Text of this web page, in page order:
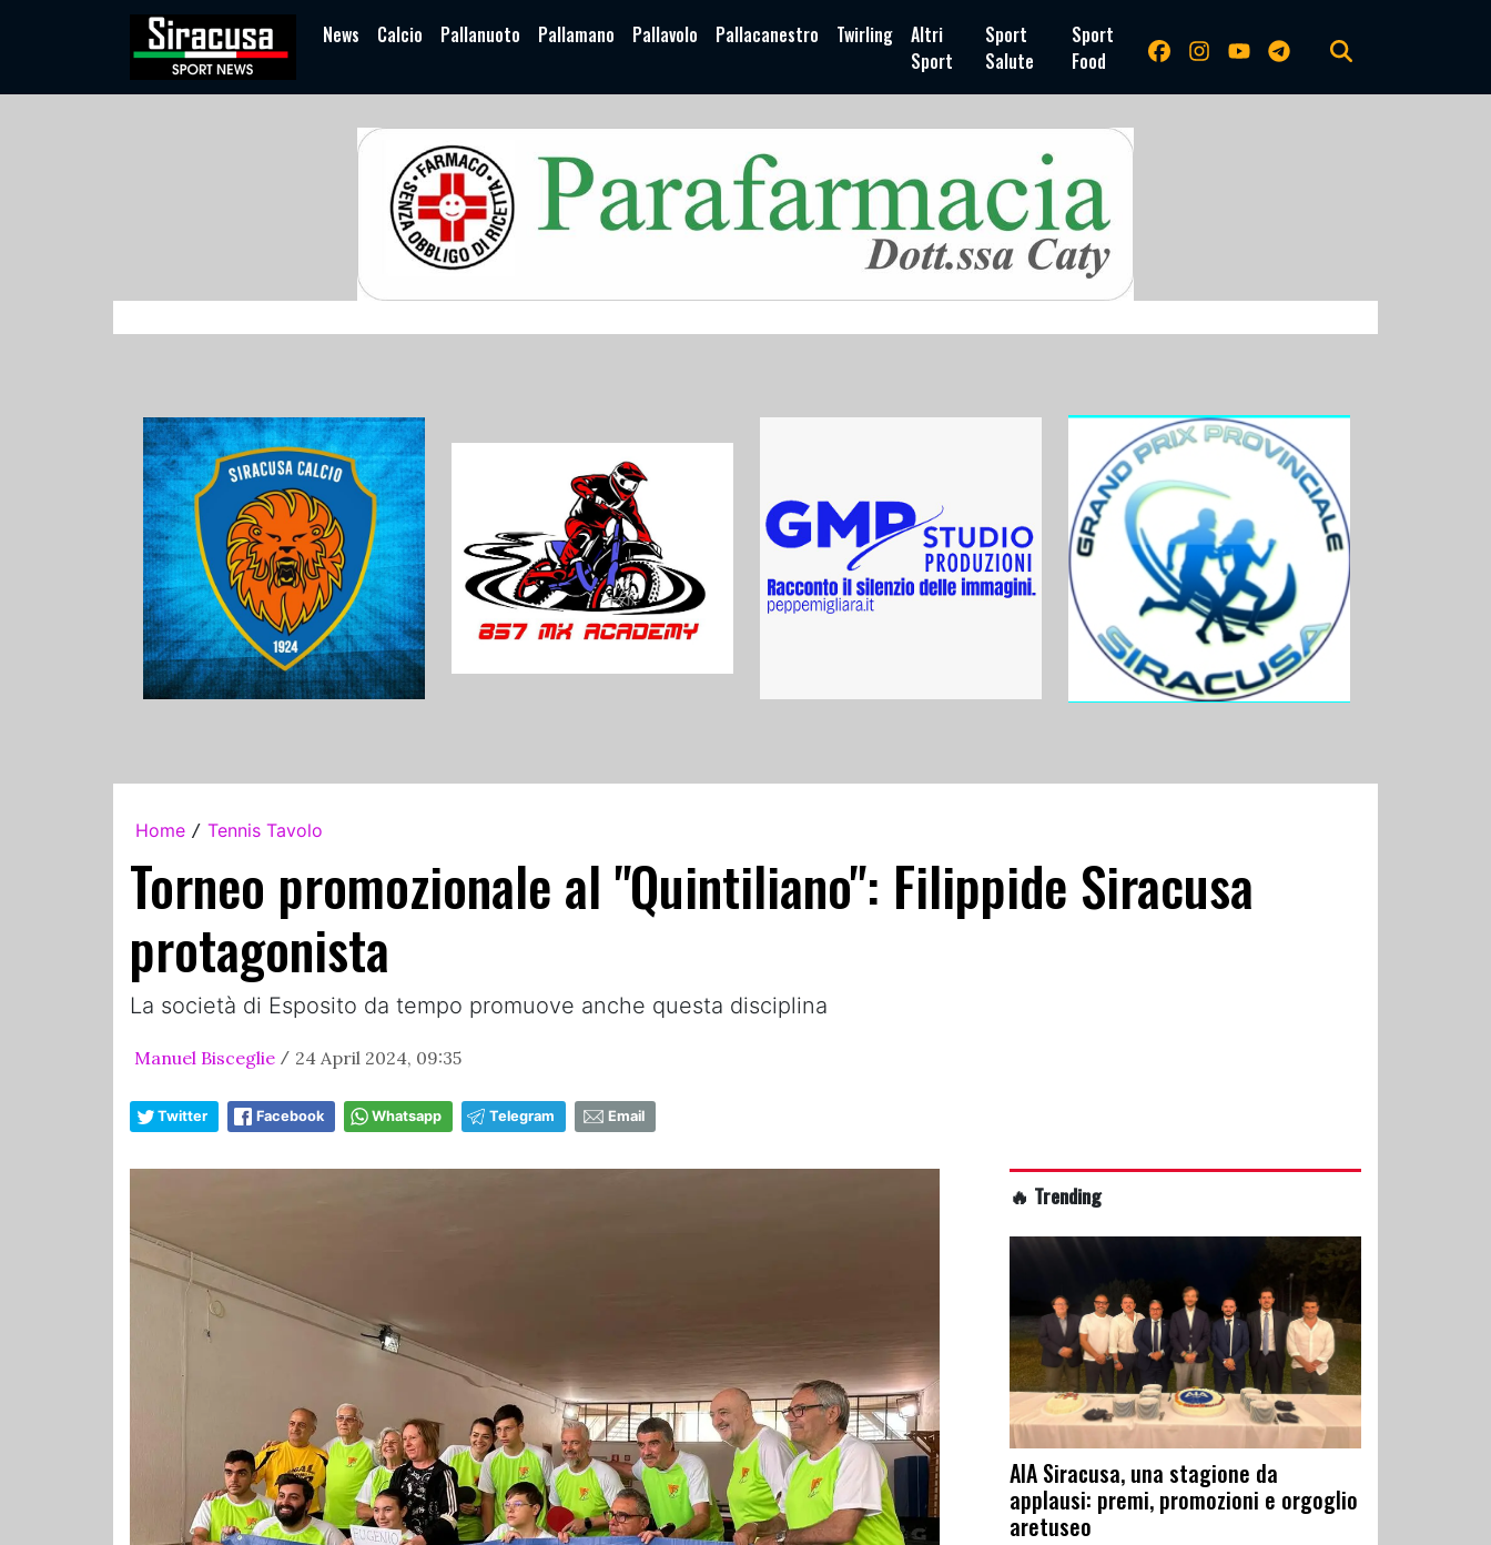
News Calcio Pallanuoto Pallamano Pallavolo Pallacanestro Twirling
Altri
Sport
Sport
Salute
Sport
Food
Home / Tennis Tavolo
Torneo promozionale al "Quintiliano": Filippide Siracusa
protagonista
La società di Esposito da tempo promuove anche questa disciplina
Manuel Bisceglie / 24 April 2024, 09:35
Twitter Facebook Whatsapp Telegram Email
🔥 Trending
AIA Siracusa, una stagione da
applausi: premi, promozioni e orgoglio
aretuseo